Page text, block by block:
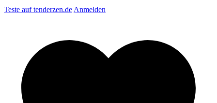
Teste auf tenderzen.de Anmelden